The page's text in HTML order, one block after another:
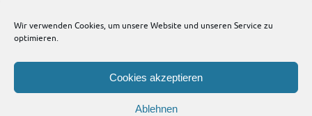
Wir verwenden Cookies, um unsere Website und unseren Service zu
optimieren.
Cookies akzeptieren
Ablehnen